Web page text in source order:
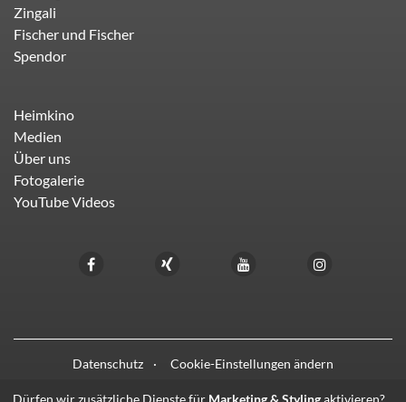
Zingali
Fischer und Fischer
Spendor
Heimkino
Medien
Über uns
Fotogalerie
YouTube Videos
Datenschutz Cookie-Einstellungen ändern
Dürfen wir zusätzliche Dienste für Marketing & Stylingaktivieren?